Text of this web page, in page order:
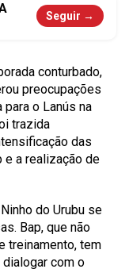
Seguir →
conturbado,
preocupações
o Lanús na
trazida
das
e a realização de
do Urubu se
Bap, que não
treinamento, tem
com o